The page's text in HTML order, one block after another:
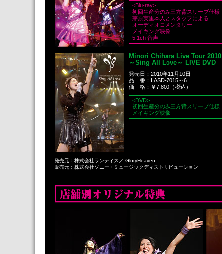
<Blu-ray>
初回生産分のみ三方背スリーブ仕様
茅原実里本人とスタッフによる
オーディオコメンタリー
メイキング映像
5.1ch 音声
Minori Chihara Live Tour 2010
～Sing All Love～ LIVE DVD
発売日：2010年11月10日
品 番：LASD-7015～6
価 格：￥7,800（税込）
<DVD>
初回生産分のみ三方背スリーブ仕様
メイキング映像
発売元：株式会社ランティス／ GloryHeaven
販売元：株式会社ソニー・ミュージックディストリビューション